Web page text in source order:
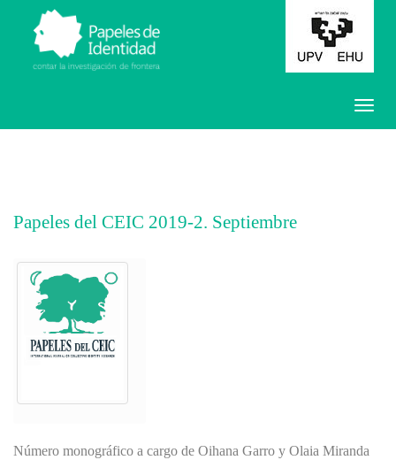
Papeles del CEIC 2019-2. Septiembre
Número monográfico a cargo de Oihana Garro y Olaia Miranda